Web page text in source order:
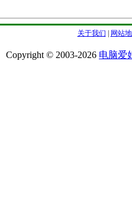
关于我们 | 网站
Copyright © 2003-2026 电脑爱